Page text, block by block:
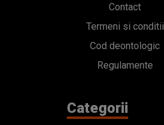
Contact
Termeni si conditii
Cod deontologic
Regulamente
Categorii